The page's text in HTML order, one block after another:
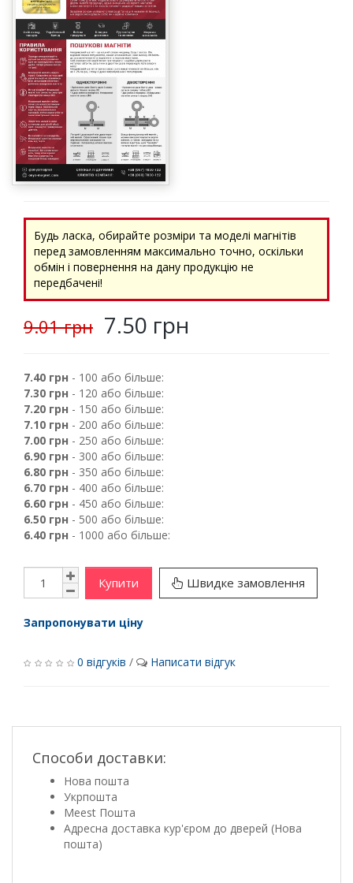
Будь ласка, обирайте розміри та моделі магнітів
перед замовленням максимально точно, оскільки
обмін і повернення на дану продукцію не
передбачені!
9.01 грн 7.50 грн
7.40 грн - 100 або більше:
7.30 грн - 120 або більше:
7.20 грн - 150 або більше:
7.10 грн - 200 або більше:
7.00 грн - 250 або більше:
6.90 грн - 300 або більше:
6.80 грн - 350 або більше:
6.70 грн - 400 або більше:
6.60 грн - 450 або більше:
6.50 грн - 500 або більше:
6.40 грн - 1000 або більше:
Купити Швидке замовлення
Запропонувати ціну
0 відгуків / Написати відгук
Способи доставки:
Нова пошта
Укрпошта
Meest Пошта
Адресна доставка кур'єром до дверей (Нова
пошта)